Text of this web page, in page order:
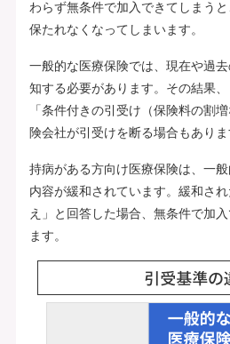
わらず無条件で加入できてしまう
保たれなくなってしまいます。
一般的な医療保険では、現在や過
知する必要があります。その結果
「条件付きの引受け（保険料の割
険会社が引受けを断る場合もありま
持病がある方向け医療保険は、一
内容が緩和されています。緩和さ
え」と回答した場合、無条件で加
ます。